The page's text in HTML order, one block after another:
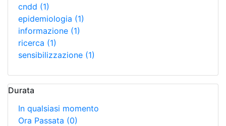
cndd (1)
epidemiologia (1)
informazione (1)
ricerca (1)
sensibilizzazione (1)
Durata
In qualsiasi momento
Ora Passata (0)